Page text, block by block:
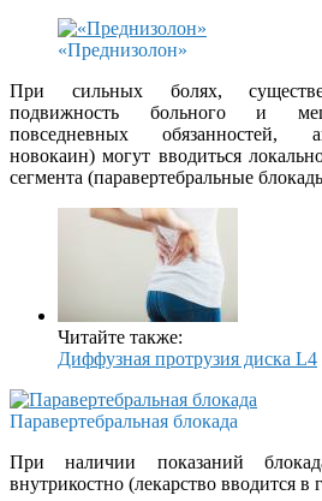
«Преднизолон»
При сильных болях,
подвижность больного и
повседневных обязанностей,
новокаин) могут вводиться
сегмента (паравертебральные
Читайте также:
Диффузная протрузия диска L4
Паравертебральная блокада
При наличии показаний
внутрикостно (лекарство вводится в